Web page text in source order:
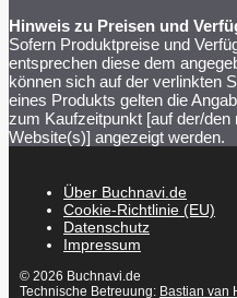
Hinweis zu Preisen und
Sofern Produktpreise und
entsprechen diese dem
können sich auf der verlinkten
eines Produkts gelten die
zum Kaufzeitpunkt [auf der/
Website(s)] angezeigt werden.
Über Buchnavi.de
Cookie-Richtlinie (EU)
Datenschutz
Impressum
© 2026 Buchnavi.de
Technische Betreuung: Bastian van